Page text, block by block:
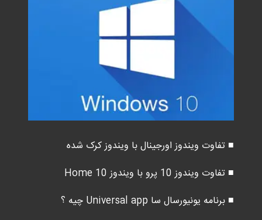
■ تفاوت ویندوز اورجینال با ویندوز کرک شده
■ تفاوت ویندوز 10 پرو با ویندوز 10 Home
■ برنامه یونیورسال سا Universal app چیه ؟